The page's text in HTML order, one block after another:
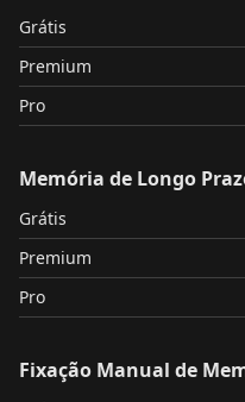
Grátis
Premium
Pro
Memória de Longo
Grátis
Premium
Pro
Fixação Manual de